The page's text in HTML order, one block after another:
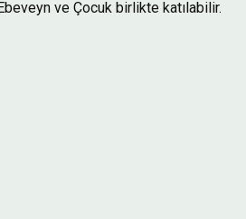
ve Çocuk birlikte katılabilir.